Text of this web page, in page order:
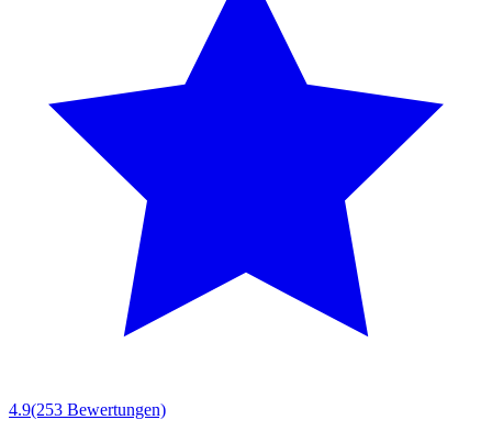
4.9(253 Bewertungen)